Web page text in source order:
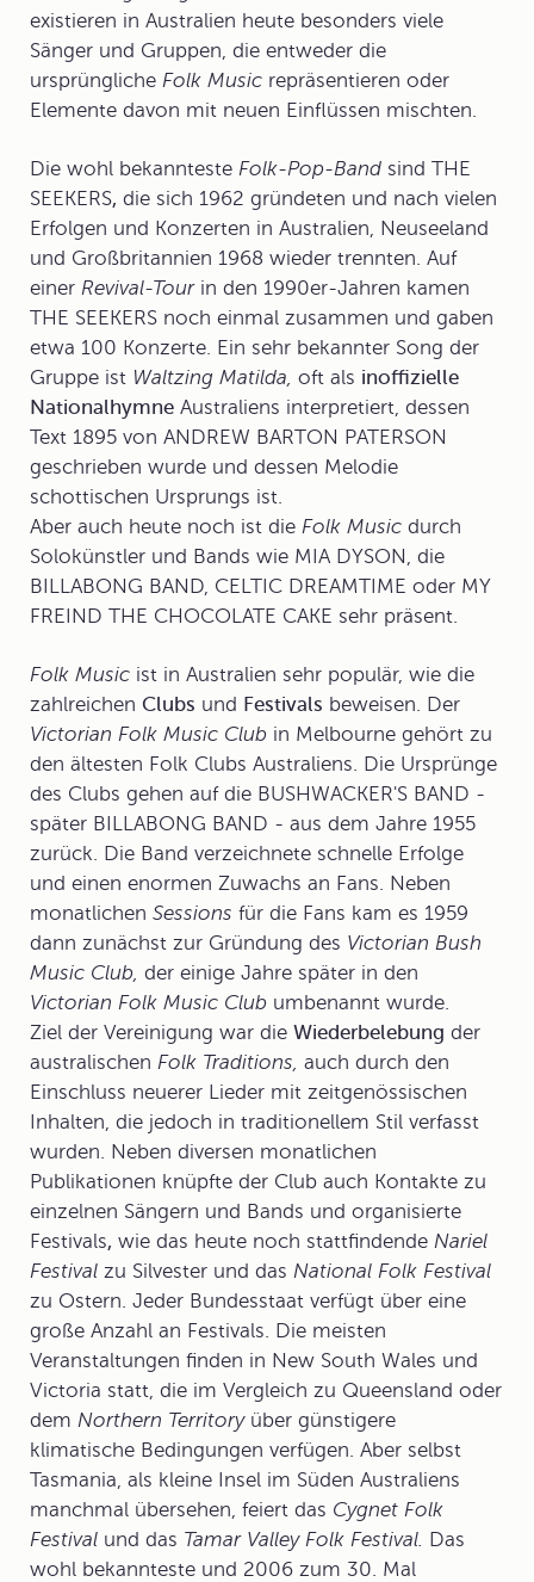
existieren in Australien heute besonders viele
Sänger und Gruppen, die entweder die
ursprüngliche Folk Music repräsentieren oder
Elemente davon mit neuen Einflüssen mischten.
Die wohl bekannteste Folk-Pop-Band sind THE
SEEKERS, die sich 1962 gründeten und nach vielen
Erfolgen und Konzerten in Australien, Neuseeland
und Großbritannien 1968 wieder trennten. Auf
einer Revival-Tourin den 1990er-Jahren kamen
THE SEEKERS noch einmal zusammen und gaben
etwa 100 Konzerte. Ein sehr bekannter Song der
Gruppe ist Waltzing Matilda, oft als inoffizielle
Nationalhymne Australiens interpretiert, dessen
Text 1895 von ANDREW BARTON PATERSON
geschrieben wurde und dessen Melodie
schottischen Ursprungs ist.
Aber auch heute noch ist die Folk Music durch
Solokünstler und Bands wie MIA DYSON, die
BILLABONG BAND, CELTIC DREAMTIME oder MY
FREIND THE CHOCOLATE CAKE sehr präsent.
Folk Music ist in Australien sehr populär, wie die
zahlreichen Clubs und Festivals beweisen. Der
Victorian Folk Music Club in Melbourne gehört zu
den ältesten Folk Clubs Australiens. Die Ursprünge
des Clubs gehen auf die BUSHWACKER'S BAND -
später BILLABONG BAND - aus dem Jahre 1955
zurück. Die Band verzeichnete schnelle Erfolge
und einen enormen Zuwachs an Fans. Neben
monatlichen Sessions für die Fans kam es 1959
dann zunächst zur Gründung des Victorian Bush
Music Club, der einige Jahre später in den
Victorian Folk Music Club umbenannt wurde.
Ziel der Vereinigung war die Wiederbelebung der
australischen Folk Traditions, auch durch den
Einschluss neuerer Lieder mit zeitgenössischen
Inhalten, die jedoch in traditionellem Stil verfasst
wurden. Neben diversen monatlichen
Publikationen knüpfte der Club auch Kontakte zu
einzelnen Sängern und Bands und organisierte
Festivals, wie das heute noch stattfindende Nariel
Festival zu Silvester und das National Folk Festival
zu Ostern. Jeder Bundesstaat verfügt über eine
große Anzahl an Festivals. Die meisten
Veranstaltungen finden in New South Wales und
Victoria statt, die im Vergleich zu Queensland oder
dem Northern Territoryüber günstigere
klimatische Bedingungen verfügen. Aber selbst
Tasmania, als kleine Insel im Süden Australiens
manchmal übersehen, feiert das Cygnet Folk
Festival und das Tamar Valley Folk Festival. Das
wohl bekannteste und 2006 zum 30. Mal